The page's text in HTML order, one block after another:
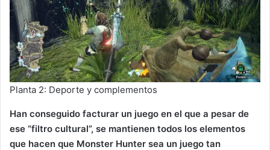
Planta 2: Deporte y complementos
Han conseguido facturar un juego en el que a pesar de
ese “filtro cultural”, se mantienen todos los elementos
que hacen que Monster Hunter sea un juego tan